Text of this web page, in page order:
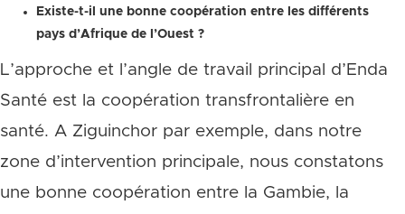
Existe-t-il une bonne coopération entre les différents
pays d’Afrique de l’Ouest ?
L’approche et l’angle de travail principal d’Enda
Santé est la coopération transfrontalière en
santé. A Ziguinchor par exemple, dans notre
zone d’intervention principale, nous constatons
une bonne coopération entre la Gambie, la